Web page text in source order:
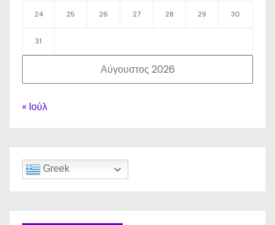
Αύγουστος 2026
24 25 26 27 28 29 30
31
« Ιούλ
Greek